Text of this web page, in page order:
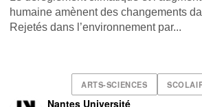
humaine amènent des changements
Rejetés dans l’environnement par...
ARTS-SCIENCES
Nantes Université